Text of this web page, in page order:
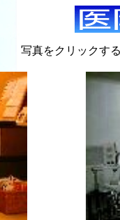
写真をクリックす